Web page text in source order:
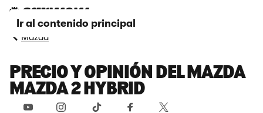
Ir al contenido principal
Mazda
PRECIO Y OPINIÓN DEL MAZDA
MAZDA 2 HYBRID